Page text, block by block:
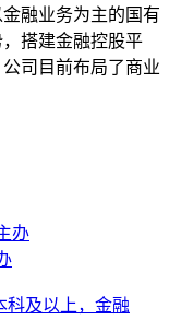
融业务为主的国有
搭建金融控股平
司目前布局了商业
科及以上，金融